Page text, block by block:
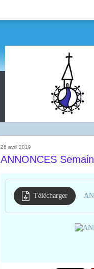
26 avril 2019
ANNONCES
Télécharger